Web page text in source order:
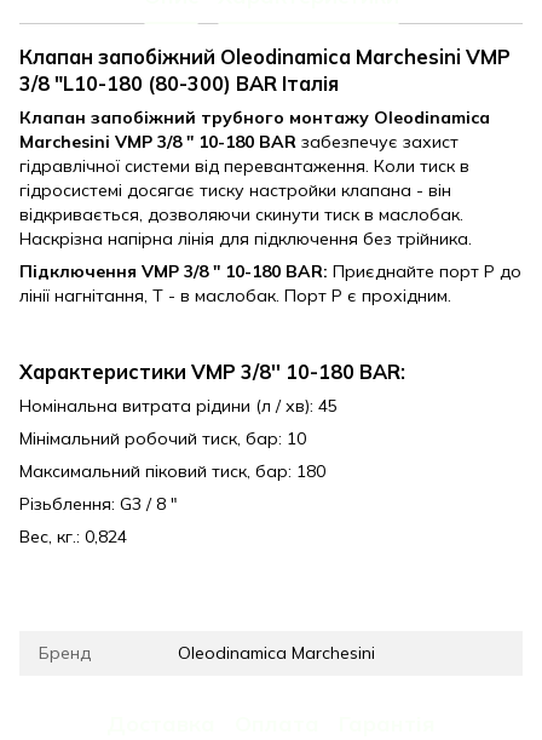
Клапан запобіжний Oleodinamica Marchesini VMP
3/8 "L10-180 (80-300) BAR Італія
Клапан запобіжний трубного монтажу Oleodinamica
Marchesini VMP 3/8 '' 10-180 BAR забезпечує захист
гідравлічної системи від перевантаження. Коли тиск в
гідросистемі досягає тиску настройки клапана - він
відкривається, дозволяючи скинути тиск в маслобак.
Наскрізна напірна лінія для підключення без трійника.
Підключення VMP 3/8 '' 10-180 BAR: Приєднайте порт P до
лінії нагнітання, Т - в маслобак. Порт Р є прохідним.
Характеристики VMP 3/8'' 10-180 BAR:
Номінальна витрата рідини (л / хв): 45
Мінімальний робочий тиск, бар: 10
Максимальний піковий тиск, бар: 180
Різьблення: G3 / 8 "
Вес, кг.: 0,824
Бренд Oleodinamica Marchesini